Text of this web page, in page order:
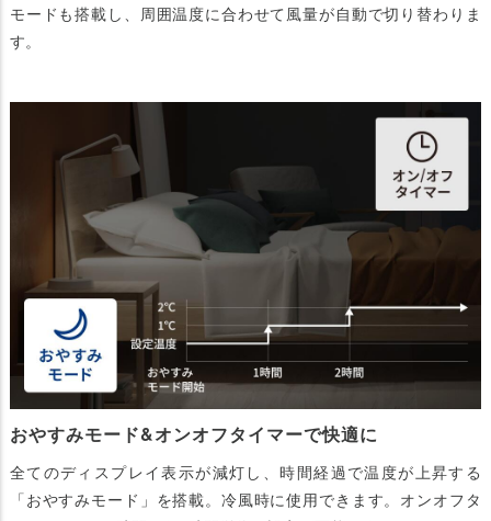
モードも搭載し、周囲温度に合わせて風量が自動で切り替わりま
す。
おやすみモード&オンオフタイマーで快適に
全てのディスプレイ表示が減灯し、時間経過で温度が上昇する
「おやすみモード」を搭載。冷風時に使用できます。オンオフタ